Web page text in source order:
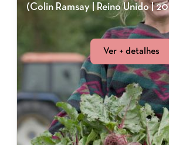
(Colin Ramsay | Reino Unido |
Ver + detalhes